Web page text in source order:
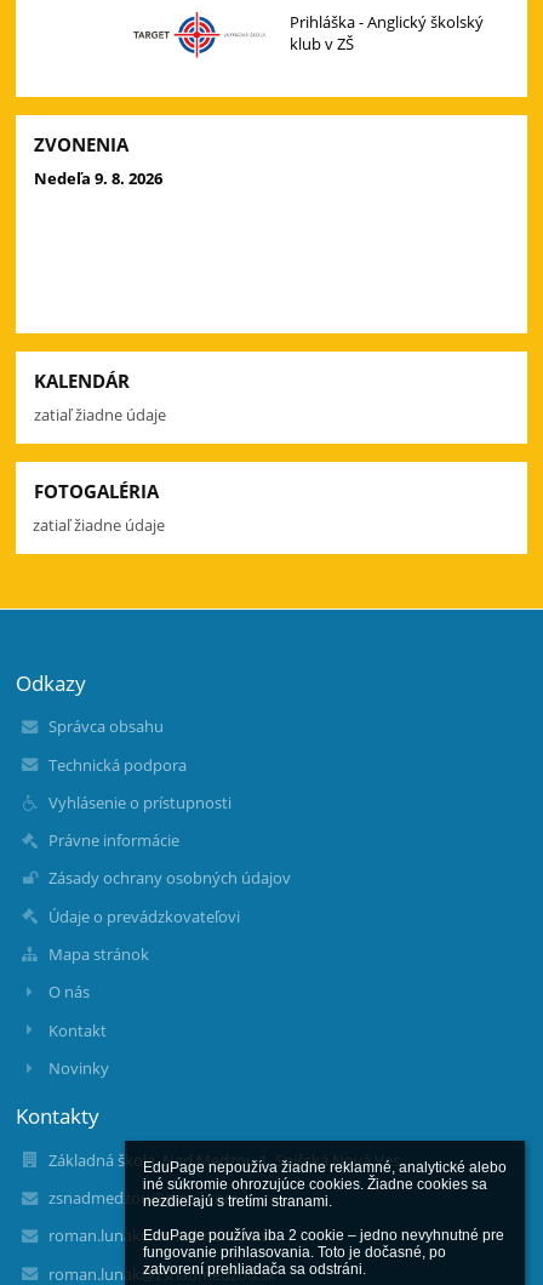
EduPage nepoužíva žiadne reklamné, analytické alebo
iné súkromie ohrozujúce cookies. Žiadne cookies sa
nezdieľajú s tretími stranami.
EduPage používa iba 2 cookie – jedno nevyhnutné pre
fungovanie prihlasovania. Toto je dočasné, po
zatvorení prehliadača sa odstráni.
Prihláška - Anglický školský
klub v ZŠ
ZVONENIA
Nedeľa 9. 8. 2026
KALENDÁR
zatiaľ žiadne údaje
FOTOGALÉRIA
zatiaľ žiadne údaje
Odkazy
Správca obsahu
Technická podpora
Vyhlásenie o prístupnosti
Právne informácie
Zásady ochrany osobných údajov
Údaje o prevádzkovateľovi
Mapa stránok
O nás
Kontakt
Novinky
Kontakty
Základná škola, Nad Medzou 1, Spišská Nová Ves
zsnadmedzou@gmail.com
roman.lunak@zsnadmedzou.sk
roman.lunak@zsnadmedzou.sk